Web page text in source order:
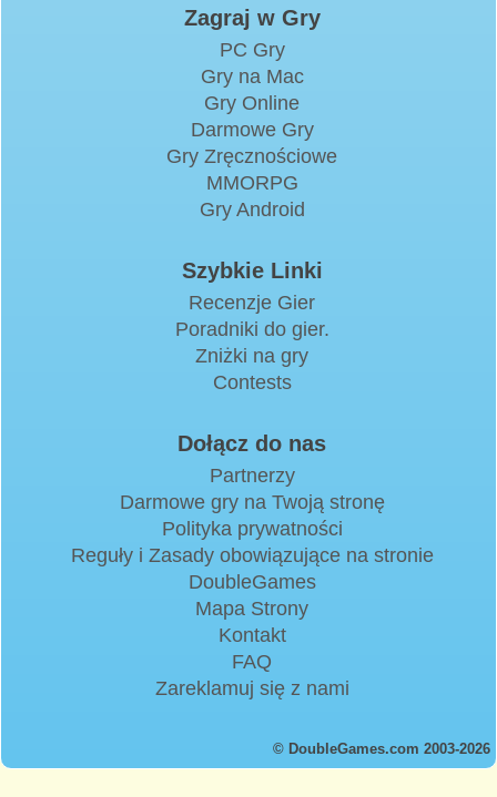
Zagraj w Gry
PC Gry
Gry na Mac
Gry Online
Darmowe Gry
Gry Zręcznościowe
MMORPG
Gry Android
Szybkie Linki
Recenzje Gier
Poradniki do gier.
Zniżki na gry
Contests
Dołącz do nas
Partnerzy
Darmowe gry na Twoją stronę
Polityka prywatności
Reguły i Zasady obowiązujące na stronie
DoubleGames
Mapa Strony
Kontakt
FAQ
Zareklamuj się z nami
© DoubleGames.com 2003-2026